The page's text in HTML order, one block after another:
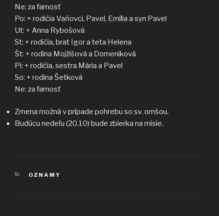
Ne: za farnosť
Po: + rodičia Vaňovci, Pavel, Emília a syn Pavel
Ut: + Anna Rybošová
St: + rodičia, brat Igor a teta Helena
Št: + rodina Mojžišová a Domeniková
Pi: + rodičia, sestra Mária a Pavel
So: + rodina Šetková
Ne: za farnosť
Zmena možná v prípade pohrebu so sv. omšou.
Budúcu nedeľu (20.10) bude zbierka na misie.
KATEGÓRIE
OZNAMY